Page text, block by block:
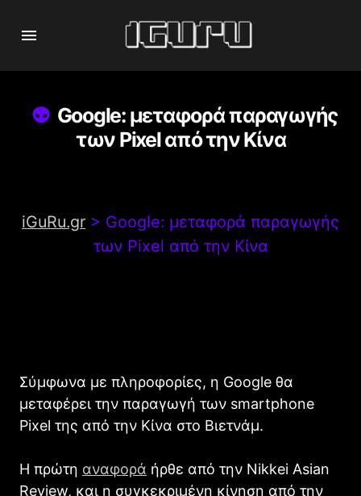
Google: μεταφορά παραγωγής
των Pixel από την Κίνα
iGuRu.gr > Google: μεταφορά παραγωγής
των Pixel από την Κίνα
Σύμφωνα με πληροφορίες, η Google θα
μεταφέρει την παραγωγή των smartphone
Pixel της από την Κίνα στο Βιετνάμ.
Η πρώτη αναφορά ήρθε από την Nikkei Asian
Review, και η συγκεκριμένη κίνηση από την